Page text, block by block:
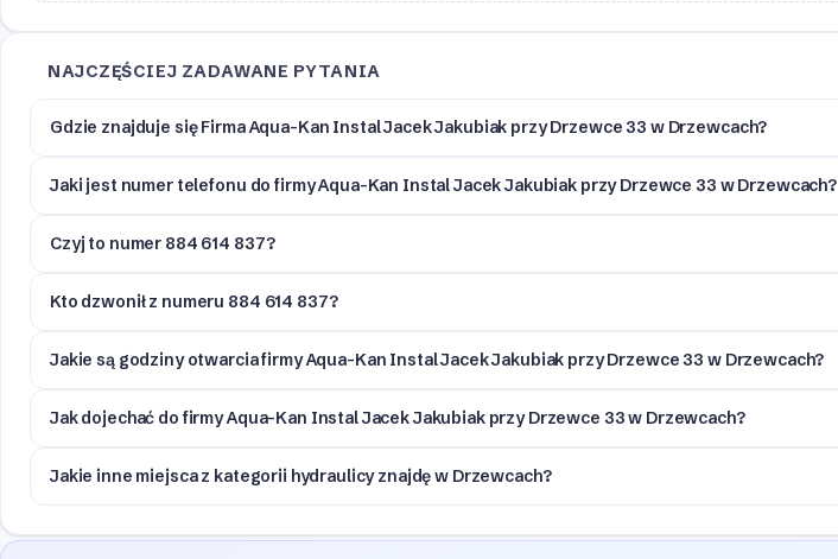
NAJCZĘŚCIEJ ZADAWANE PYTANIA
Gdzie znajduje się Firma Aqua-Kan Instal Jacek Jakubiak przy Drzewce 33 w Drzewcach?
Jaki jest numer telefonu do firmy Aqua-Kan Instal Jacek Jakubiak przy Drzewce 33 w Drzewcach?
Czyj to numer 884 614 837?
Kto dzwonił z numeru 884 614 837?
Jakie są godziny otwarcia firmy Aqua-Kan Instal Jacek Jakubiak przy Drzewce 33 w Drzewcach?
Jak dojechać do firmy Aqua-Kan Instal Jacek Jakubiak przy Drzewce 33 w Drzewcach?
Jakie inne miejsca z kategorii hydraulicy znajdę w Drzewcach?